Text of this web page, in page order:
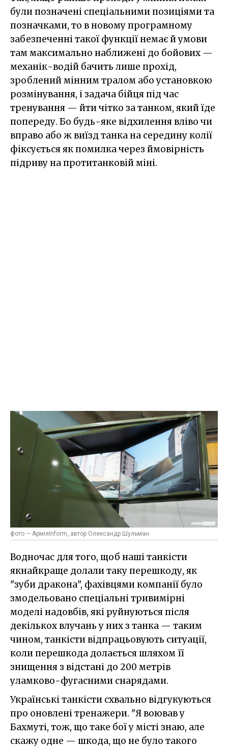
були позначені спеціальними позиціями та
позначками, то в новому програмному
забезпеченні такої функції немає й умови
там максимально наближені до бойових —
механік-водій бачить лише прохід,
зроблений мінним тралом або установкою
розмінування, і задача бійця під час
тренування — йти чітко за танком, який їде
попереду. Бо будь-яке відхилення вліво чи
вправо або ж виїзд танка на середину колії
фіксується як помилка через ймовірність
підриву на протитанковій міні.
фото — АрміяInform, автор Олександр Шульман
Водночас для того, щоб наші танкісти
якнайкраще долали таку перешкоду, як
"зуби дракона", фахівцями компанії було
змодельовано спеціальні тривимірні
моделі надовбів, які руйнуються після
декількох влучань у них з танка — таким
чином, танкісти відпрацьовують ситуації,
коли перешкода долається шляхом її
знищення з відстані до 200 метрів
уламково-фугасними снарядами.
Українські танкісти схвально відгукуються
про оновлені тренажери. "Я воював у
Бахмуті, тож, що таке бої у місті знаю, але
скажу одне — шкода, що не було такого